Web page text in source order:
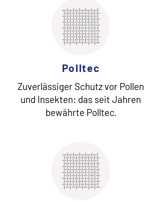
Polltec
Zuverlässiger Schutz vor Pollen
und Insekten: das seit Jahren
bewährte Polltec.